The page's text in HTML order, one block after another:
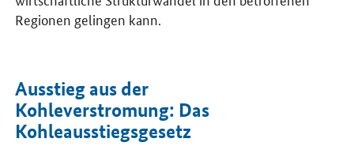
Regionen gelingen kann.
Ausstieg aus der
Kohleverstromung: Das
Kohleausstiegsgesetz